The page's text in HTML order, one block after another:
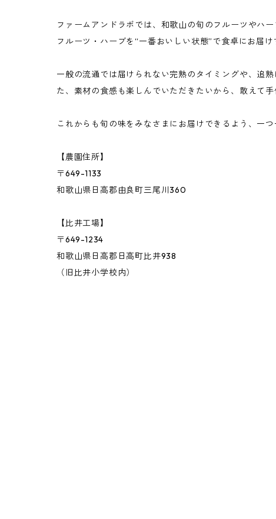
まりひめいちご
バジル
調味料（ドレッシング・バジルソース）
10,000円以下
ファームアンドラボでは、和歌山の旬のフルーツやハ
フルーツ・ハーブを“一番おいしい状態”で食卓にお届け
一般の流通では届けられない完熟のタイミングや、追
た、素材の食感も楽しんでいただきたいから、敢えて手
これからも旬の味をみなさまにお届けできるよう、一
【農園住所】
〒649-1133
和歌山県日高郡由良町三尾川360
【比井工場】
〒649-1234
和歌山県日高郡日高町比井938
（旧比井小学校内）